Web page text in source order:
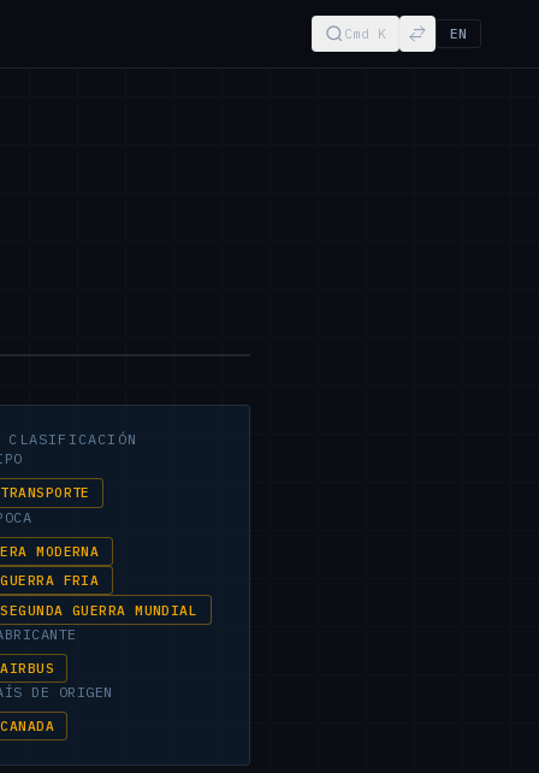
Cmd K EN
CLASIFICACIÓN
TRANSPORTE
ERA MODERNA
GUERRA FRIA
SEGUNDA GUERRA MUNDIAL
AIRBUS
DE ORIGEN
CANADA